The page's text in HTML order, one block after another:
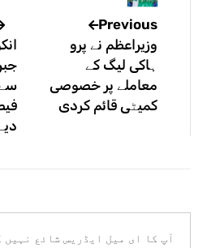
Previous
وزیراعظم نے پرو
ہاکی لیگ کے
معاملے پر خصوصی
کمیٹی قائم کردی
آپ کا ای میل ایڈریس شائع نہیں